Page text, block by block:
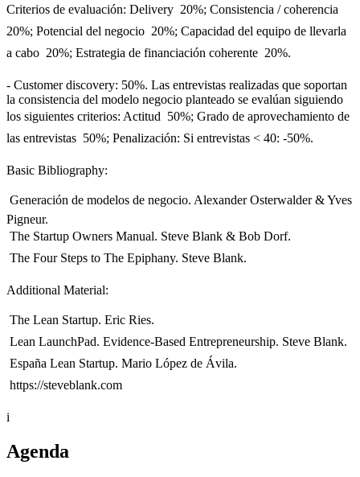
Criterios de evaluación: Delivery  20%; Consistencia / coherencia 
20%; Potencial del negocio  20%; Capacidad del equipo de llevarla
a cabo  20%; Estrategia de financiación coherente  20%.
- Customer discovery: 50%. Las entrevistas realizadas que soportan
la consistencia del modelo negocio planteado se evalúan siguiendo
los siguientes criterios: Actitud  50%; Grado de aprovechamiento de
las entrevistas  50%; Penalización: Si entrevistas < 40: -50%.
Basic Bibliography:
 Generación de modelos de negocio. Alexander Osterwalder & Yves
Pigneur.
 The Startup Owners Manual. Steve Blank & Bob Dorf.
 The Four Steps to The Epiphany. Steve Blank.
Additional Material:
 The Lean Startup. Eric Ries.
 Lean LaunchPad. Evidence-Based Entrepreneurship. Steve Blank.
 España Lean Startup. Mario López de Ávila.
 https://steveblank.com
i
Agenda